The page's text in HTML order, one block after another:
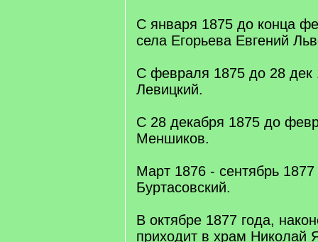
С января 1875 до конца
села Егорьева Евгений
С февраля 1875 до 28 дек
Левицкий.
С 28 декабря 1875 до
Меншиков.
Март 1876 - сентябрь
Буртасовский.
В октябре 1877 года,
приходит в храм Николай